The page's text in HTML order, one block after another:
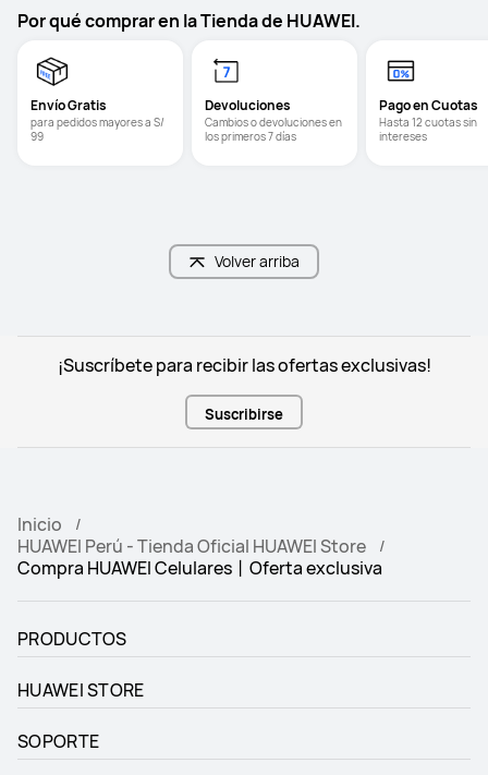
Por qué comprar en la Tienda de HUAWEI.
Envío Gratis
para pedidos mayores a S/
99
Devoluciones
Cambios o devoluciones en
los primeros 7 días
Pago en Cuotas
Hasta 12 cuotas sin
intereses
Volver arriba
¡Suscríbete para recibir las ofertas exclusivas!
Suscribirse
Inicio
HUAWEI Perú - Tienda Oficial HUAWEI Store
Compra HUAWEI Celulares丨Oferta exclusiva
PRODUCTOS
HUAWEI STORE
SOPORTE